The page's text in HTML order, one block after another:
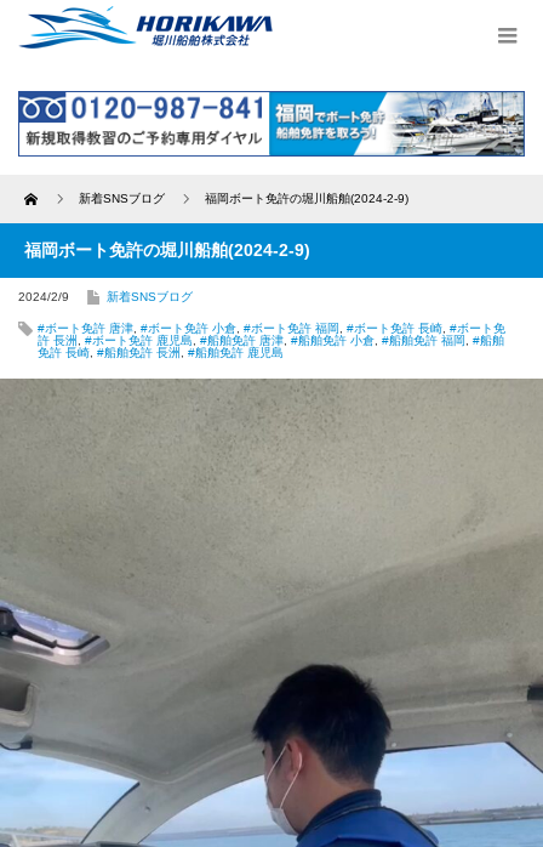
Home 新着SNSブログ 福岡ボート免許の堀川船舶(2024-2-9)
福岡ボート免許の堀川船舶(2024-2-9)
2024/2/9 新着SNSブログ
#ボート免許 唐津 #ボート免許 小倉 #ボート免許 福岡 #ボート免許 長崎 #ボート免
許 長洲
#ボート免許 鹿児島 #船舶免許 唐津 #船舶免許 小倉 #船舶免許 福岡
#船舶
免許 長崎 #船舶免許 長洲 #船舶免許 鹿児島